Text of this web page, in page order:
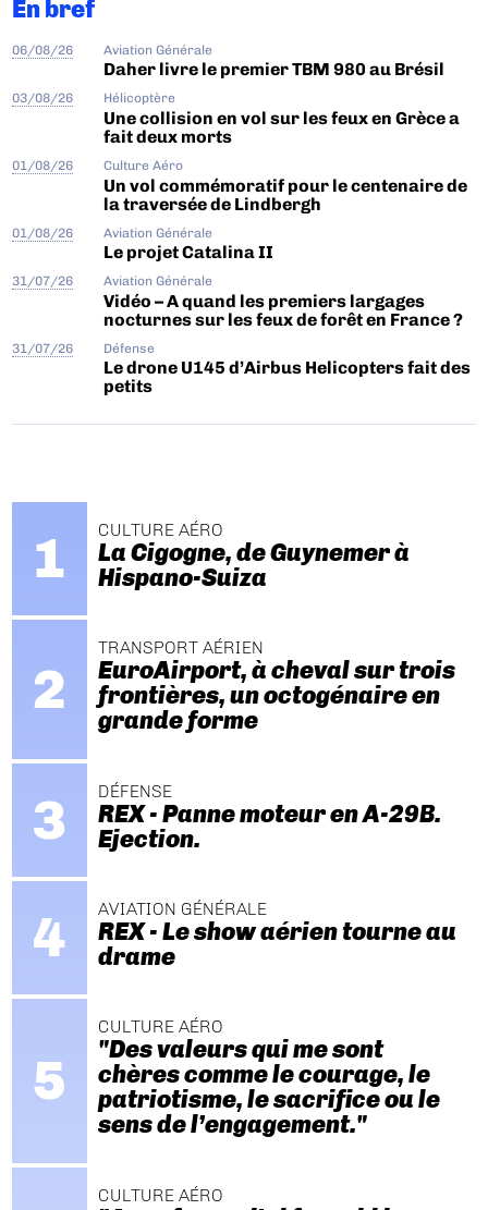
En bref
06/08/26 Aviation Générale
Daher livre le premier TBM 980 au Brésil
03/08/26 Hélicoptère
Une collision en vol sur les feux en Grèce a
fait deux morts
01/08/26 Culture Aéro
Un vol commémoratif pour le centenaire de
la traversée de Lindbergh
01/08/26 Aviation Générale
Le projet Catalina II
31/07/26 Aviation Générale
Vidéo – A quand les premiers largages
nocturnes sur les feux de forêt en France ?
31/07/26 Défense
Le drone U145 d’Airbus Helicopters fait des
petits
CULTURE AÉRO
La Cigogne, de Guynemer à
Hispano-Suiza
TRANSPORT AÉRIEN
EuroAirport, à cheval sur trois
frontières, un octogénaire en
grande forme
DÉFENSE
REX - Panne moteur en A-29B.
Ejection.
AVIATION GÉNÉRALE
REX - Le show aérien tourne au
drame
CULTURE AÉRO
"Des valeurs qui me sont
chères comme le courage, le
patriotisme, le sacrifice ou le
sens de l’engagement."
CULTURE AÉRO